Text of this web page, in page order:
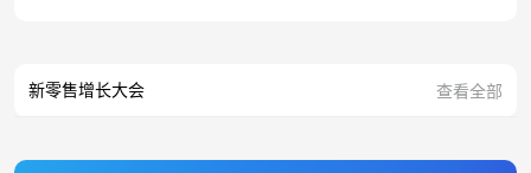
新零售增长大会 查看全部